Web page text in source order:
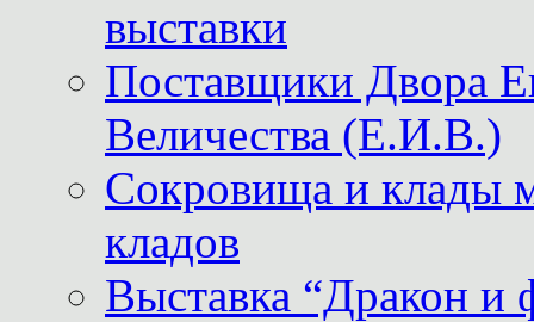
выставки
Поставщики
Величества (Е.И.В.)
Сокровища и клады
кладов
Выставка “Дракон и